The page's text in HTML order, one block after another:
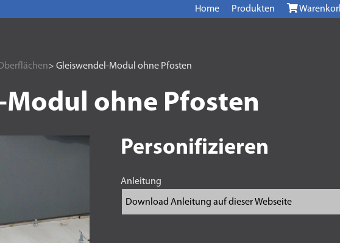
Home Produkten
> Gleiswendel-Modul ohne Pfosten
ohne Pfosten
Personifizieren
Anleitung